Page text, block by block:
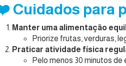
Cuidados para
Manter uma alimentação
Priorize frutas, verduras,
Praticar atividade física
Pelo menos 30 minutos